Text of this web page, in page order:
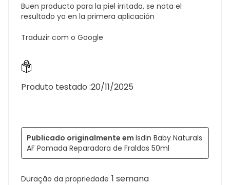
Buen producto para la piel irritada, se nota el
resultado ya en la primera aplicación
Traduzir com o Google
Duração da propriedade 1 semana
Produto testado :20/11/2025
Publicado originalmente em Isdin Baby Naturals
AF Pomada Reparadora de Fraldas 50ml